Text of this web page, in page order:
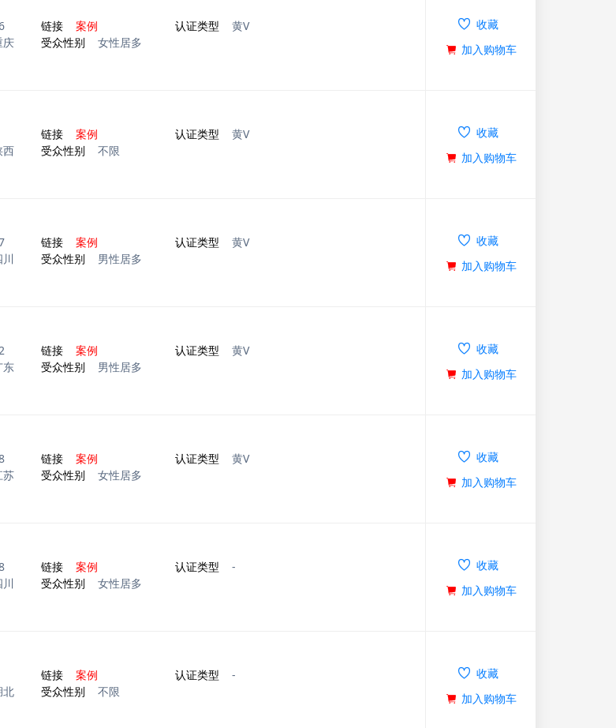
链接 案例 认证类型
黄V
庆 受众性别 女性居多
收藏
加入购物车
链接 案例 认证类型
黄V
西 受众性别 不限
收藏
加入购物车
链接 案例 认证类型
黄V
受众性别 男性居多
收藏
加入购物车
链接 案例 认证类型
黄V
东 受众性别 男性居多
收藏
加入购物车
链接 案例 认证类型
黄V
苏 受众性别 女性居多
收藏
加入购物车
链接 案例 认证类型
-
受众性别 女性居多
收藏
加入购物车
链接 案例 认证类型
-
北 受众性别 不限
收藏
加入购物车